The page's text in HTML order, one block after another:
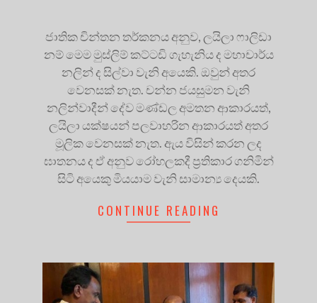
ජාතික චින්තන තර්කනය අනුව, ලයිලා ෆාලිඩා
නම් මෙම මුස්ලිම් කට්ටඩි ගැහැනිය ද මහාචාර්ය
නලින් ද සිල්වා වැනි අයෙකි. ඔවුන් අතර
වෙනසක් නැත. චන්න ජයසුමන වැනි
නලින්වාදීන් දේව මණ්ඩල අමතන ආකාරයත්,
ලයිලා යක්ෂයන් පලවාහරින ආකාරයත් අතර
මූලික වෙනසක් නැත. ඇය විසින් කරන ලද
ඝාතනය ද ඒ අනුව රෝහලකදී ප්‍රතිකාර ගනිමින්
සිටි අයෙකු මියයාම වැනි සාමාන්‍ය දෙයකි.
CONTINUE READING